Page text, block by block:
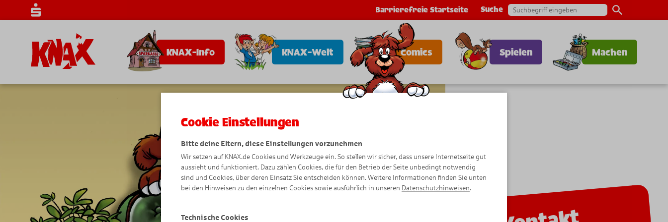
Barrierefreie Startseite Suche
KNAX-Info KNAX-Welt Comics Spielen Machen
Cookie Einstellungen
Bitte deine Eltern, diese Einstellungen vorzunehmen
Wir setzen auf KNAX.de Cookies und Werkzeuge ein. So stellen wir sicher, dass unsere Internetseite gut
aussieht und funktioniert. Dazu zählen Cookies, die für den Betrieb der Seite unbedingt notwendig
sind und Cookies, über deren Einsatz Sie entscheiden können. Weitere Informationen finden Sie unten
bei den Hinweisen zu den einzelnen Cookies sowie ausführlich in unseren Datenschutzhinweisen.
Technische Cookies